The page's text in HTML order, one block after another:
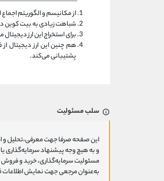
از مکانیسم و الگوریتم
شباهت زیادی به بیت کوین
برای استخراج این ارز دیجیتال می بایست
هم چنین این ارز دیجیتال
پشتیبانی می‌کند.
سلب مسئولیت
این صفحه صرفا جهت معرفی،تحلیل و
و به هیچ وجه پیشنهاد سرمایه‌گذاری
مسئولیت سرمایه‌گذاری، خرید و فروش
به‌عنوان مرجعی جهت نمایش اطلاعات